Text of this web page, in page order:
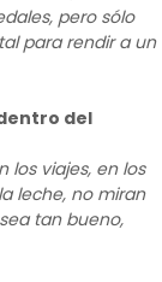
pero sólo
para rendir a un
del
los viajes, en los
leche, no miran
tan bueno,